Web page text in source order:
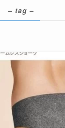
– tag –